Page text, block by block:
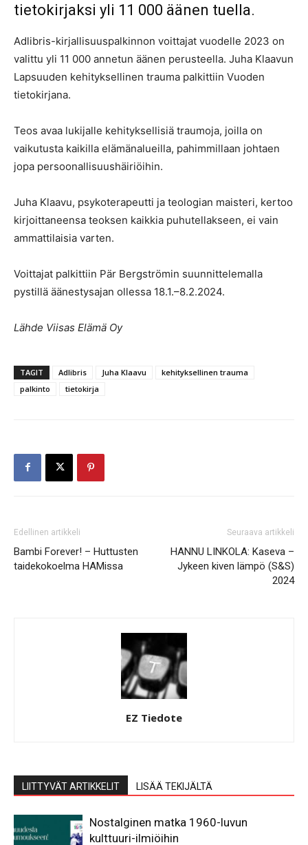
tietokirjaksi yli 11 000 äänen tuella.
Adlibris-kirjallisuuspalkinnon voittajat vuodelle 2023 on
valittu yli 11 000 annetun äänen perusteella. Juha Klaavun
Lapsuuden kehityksellinen trauma palkittiin Vuoden
tietokirjana.
Teos avaa lukijalle kehityksellisiä traumoja, joilla on
vaikutusta kaikilla elämänalueilla, pahimmillaan johtaen
jopa persoonallisuushäiriöihin.
Juha Klaavu, psykoterapeutti ja teologian maisteri, kertoo
kirjoittaneensa teoksen kaikkia puhutellakseen, ei vain
ammattilaisia varten.
Voittajat palkittiin Pär Bergströmin suunnittelemalla
pystillä äänestysajan ollessa 18.1.–8.2.2024.
Lähde Viisas Elämä Oy
TAGIT Adlibris Juha Klaavu
kehityksellinen trauma
palkinto
tietokirja
Edellinen artikkeli
Bambi Forever! – Huttusten
taidekokoelma HAMissa
Seuraava artikkeli
HANNU LINKOLA: Kaseva –
Jykeen kiven lämpö (S&S)
2024
EZ Tiedote
LIITTYVÄT ARTIKKELIT LISÄÄ TEKIJÄLTÄ
Nostalginen matka 1960-luvun
kulttuuri-ilmiöihin